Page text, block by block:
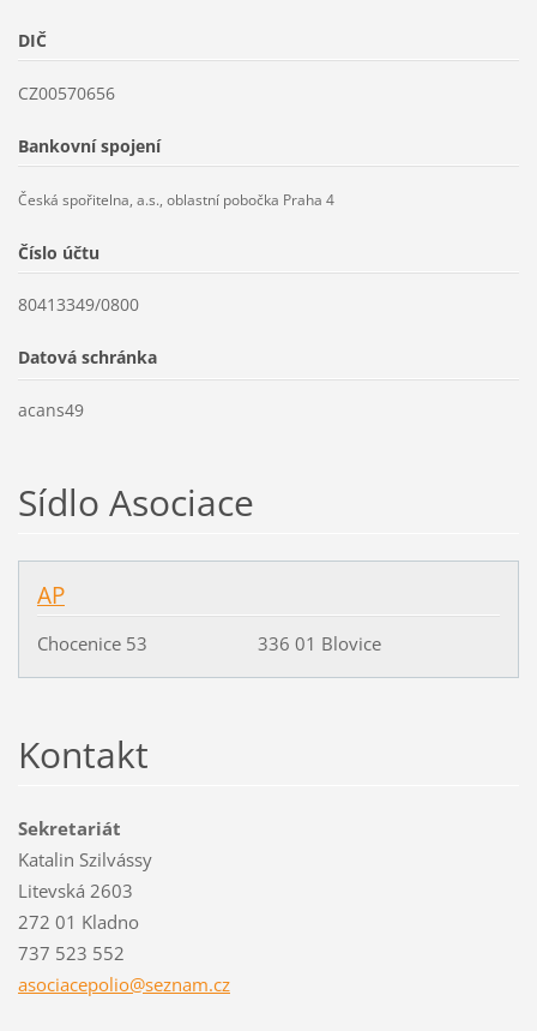
DIČ
CZ00570656
Bankovní spojení
Česká spořitelna, a.s., oblastní pobočka Praha 4
Číslo účtu
80413349/0800
Datová schránka
acans49
Sídlo Asociace
AP
Chocenice 53 336 01 Blovice
Kontakt
Sekretariát
Katalin Szilvássy
Litevská 2603
272 01 Kladno
737 523 552
asociacepolio@seznam.cz